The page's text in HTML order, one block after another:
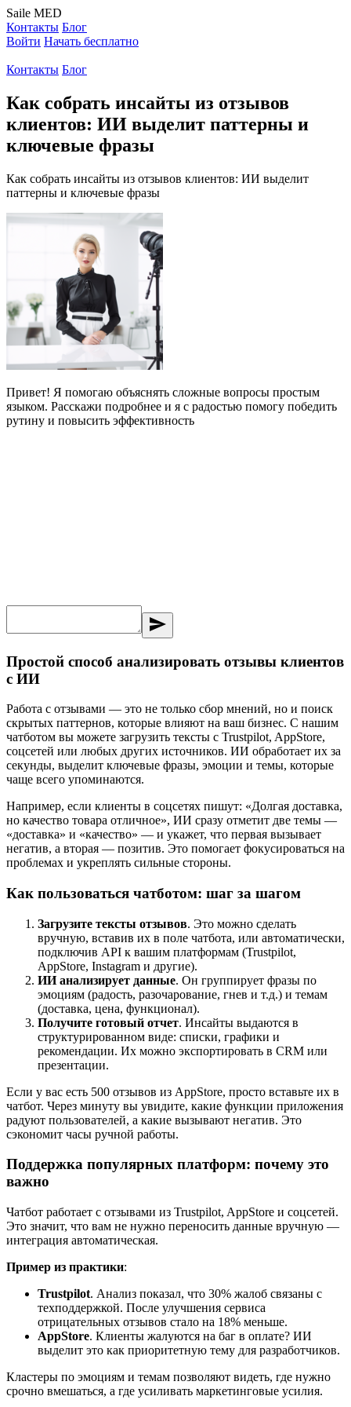
Saile MED
Контакты Блог
Войти Начать бесплатно
Контакты Блог
Как собрать инсайты из отзывов
клиентов: ИИ выделит паттерны и
ключевые фразы
Как собрать инсайты из отзывов клиентов: ИИ выделит
паттерны и ключевые фразы
Привет! Я помогаю объяснять сложные вопросы простым
языком. Расскажи подробнее и я с радостью помогу победить
рутину и повысить эффективность
send
Простой способ анализировать отзывы клиентов
с ИИ
Работа с отзывами — это не только сбор мнений, но и поиск
скрытых паттернов, которые влияют на ваш бизнес. С нашим
чатботом вы можете загрузить тексты с Trustpilot, AppStore,
соцсетей или любых других источников. ИИ обработает их за
секунды, выделит ключевые фразы, эмоции и темы, которые
чаще всего упоминаются.
Например, если клиенты в соцсетях пишут: «Долгая доставка,
но качество товара отличное», ИИ сразу отметит две темы —
«доставка» и «качество» — и укажет, что первая вызывает
негатив, а вторая — позитив. Это помогает фокусироваться на
проблемах и укреплять сильные стороны.
Как пользоваться чатботом: шаг за шагом
Загрузите тексты отзывов. Это можно сделать
вручную, вставив их в поле чатбота, или автоматически,
подключив API к вашим платформам (Trustpilot,
AppStore, Instagram и другие).
ИИ анализирует данные. Он группирует фразы по
эмоциям (радость, разочарование, гнев и т.д.) и темам
(доставка, цена, функционал).
Получите готовый отчет. Инсайты выдаются в
структурированном виде: списки, графики и
рекомендации. Их можно экспортировать в CRM или
презентации.
Если у вас есть 500 отзывов из AppStore, просто вставьте их в
чатбот. Через минуту вы увидите, какие функции приложения
радуют пользователей, а какие вызывают негатив. Это
сэкономит часы ручной работы.
Поддержка популярных платформ: почему это
важно
Чатбот работает с отзывами из Trustpilot, AppStore и соцсетей.
Это значит, что вам не нужно переносить данные вручную —
интеграция автоматическая.
Пример из практики:
Trustpilot. Анализ показал, что 30% жалоб связаны с
техподдержкой. После улучшения сервиса
отрицательных отзывов стало на 18% меньше.
AppStore. Клиенты жалуются на баг в оплате? ИИ
выделит это как приоритетную тему для разработчиков.
Кластеры по эмоциям и темам позволяют видеть, где нужно
срочно вмешаться, а где усиливать маркетинговые усилия.